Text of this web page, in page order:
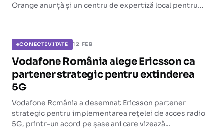
Orange anunță și un centru de expertiză local pentru
CONECTIVITATE 12 FEB
Vodafone România alege Ericsson ca
partener strategic pentru extinderea
5G
Vodafone România a desemnat Ericsson partener
strategic pentru implementarea rețelei de acces radio
5G, printr-un acord pe șase ani care vizează